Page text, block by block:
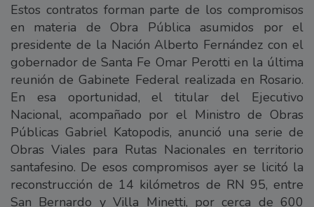
Estos contratos forman parte de los compromisos
en materia de Obra Pública asumidos por el
presidente de la Nación Alberto Fernández con el
gobernador de Santa Fe Omar Perotti en la última
reunión de Gabinete Federal realizada en Rosario.
En esa oportunidad, el titular del Ejecutivo
Nacional, acompañado por el Ministro de Obras
Públicas Gabriel Katopodis, anunció una serie de
Obras Viales para Rutas Nacionales en territorio
santafesino. De esos compromisos ayer se licitó la
reconstrucción de 14 kilómetros de RN 95, entre
San Bernardo y Villa Minetti, por cerca de 600